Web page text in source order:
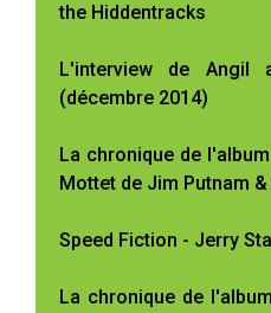
the Hiddentracks
L'interview de Angil
(décembre 2014)
La chronique de
Mottet de Jim Putnam
Speed Fiction - Jerry
La chronique de